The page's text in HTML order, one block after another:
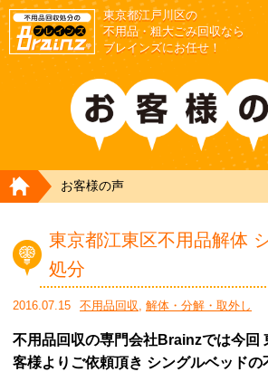
東京都江戸川区の
不用品・粗大ごみ回収なら
ブレインズにお任せ！
HOME
お客様の声
東京都江東区不用品解体
処分
2016.07.15 不用品回収, 解体・分解・取外し
不用品回収の専門会社Brainzでは今回
客様よりご依頼頂き シングルベッド